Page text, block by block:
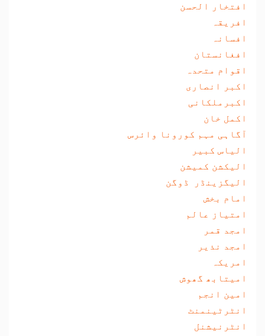
افتخار الحسن
افریقہ
افسانہ
افغانستان
اقوام متحدہ
اکبر انصاری
اکبرملکانی
اکمل خان
آگاہی مہم کورونا وائرس
الیاس کبیر
الیکشن کمیشن
الیگزینڈر ڈوگن
امام بخش
امتیاز عالم
امجد قمر
امجد نذیر
امریکہ
امیتابھ گھوش
امین انجم
انٹرٹینمنٹ
انٹرنیشنل